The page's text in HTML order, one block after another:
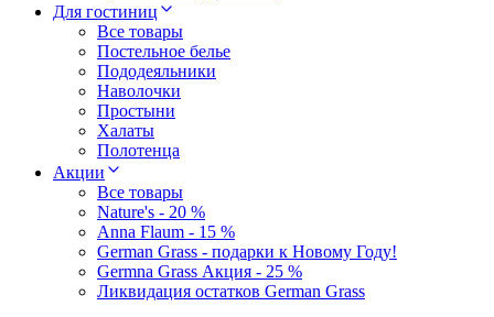
Для гостиниц
Все товары
Постельное белье
Пододеяльники
Наволочки
Простыни
Халаты
Полотенца
Акции
Все товары
Nature's - 20 %
Anna Flaum - 15 %
German Grass - подарки к Новому Году!
Germna Grass Акция - 25 %
Ликвидация остатков German Grass